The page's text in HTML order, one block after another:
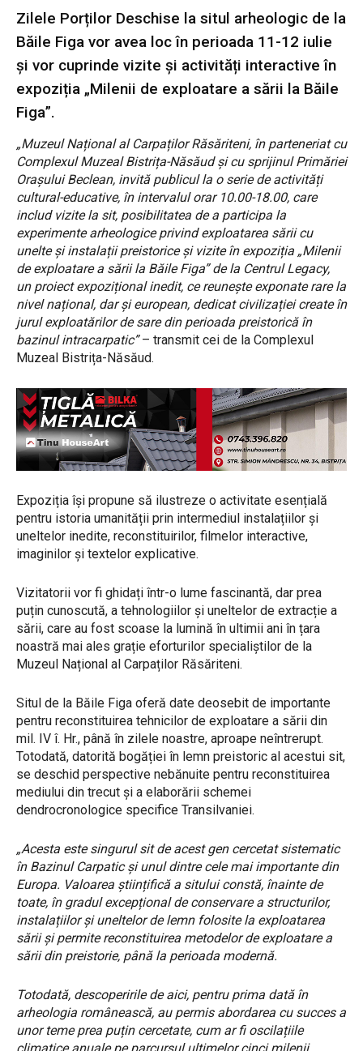
Zilele Porților Deschise la situl arheologic de la
Băile Figa vor avea loc în perioada 11-12 iulie
și vor cuprinde vizite și activități interactive în
expoziția „Milenii de exploatare a sării la Băile
Figa”.
„Muzeul Național al Carpaților Răsăriteni, în parteneriat cu
Complexul Muzeal Bistrița-Năsăud și cu sprijinul Primăriei
Orașului Beclean, invită publicul la o serie de activități
cultural-educative, în intervalul orar 10.00-18.00, care
includ vizite la sit, posibilitatea de a participa la
experimente arheologice privind exploatarea sării cu
unelte și instalații preistorice și vizite în expoziția „Milenii
de exploatare a sării la Băile Figa” de la Centrul Legacy,
un proiect expozițional inedit, ce reunește exponate rare la
nivel național, dar și european, dedicat civilizației create în
jurul exploatărilor de sare din perioada preistorică în
bazinul intracarpatic”– transmit cei de la Complexul
Muzeal Bistrița-Năsăud.
Expoziția își propune să ilustreze o activitate esențială
pentru istoria umanității prin intermediul instalațiilor și
uneltelor inedite, reconstituirilor, filmelor interactive,
imaginilor și textelor explicative.
Vizitatorii vor fi ghidați într-o lume fascinantă, dar prea
puțin cunoscută, a tehnologiilor și uneltelor de extracție a
sării, care au fost scoase la lumină în ultimii ani în țara
noastră mai ales grație eforturilor specialiștilor de la
Muzeul Național al Carpaților Răsăriteni.
Situl de la Băile Figa oferă date deosebit de importante
pentru reconstituirea tehnicilor de exploatare a sării din
mil. IV î. Hr., până în zilele noastre, aproape neîntrerupt.
Totodată, datorită bogăției în lemn preistoric al acestui sit,
se deschid perspective nebănuite pentru reconstituirea
mediului din trecut și a elaborării schemei
dendrocronologice specifice Transilvaniei.
„Acesta este singurul sit de acest gen cercetat sistematic
în Bazinul Carpatic și unul dintre cele mai importante din
Europa. Valoarea științifică a sitului constă, înainte de
toate, în gradul excepțional de conservare a structurilor,
instalațiilor și uneltelor de lemn folosite la exploatarea
sării și permite reconstituirea metodelor de exploatare a
sării din preistorie, până la perioada modernă.
Totodată, descoperirile de aici, pentru prima dată în
arheologia românească, au permis abordarea cu succes a
unor teme prea puțin cercetate, cum ar fi oscilațiile